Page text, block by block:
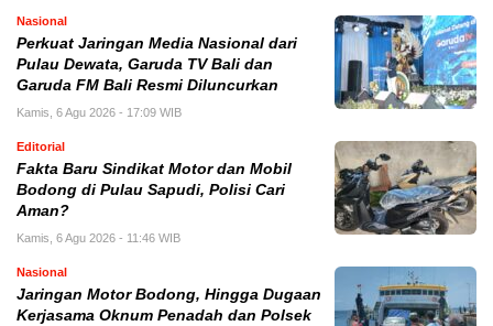
Nasional
Perkuat Jaringan Media Nasional dari
Pulau Dewata, Garuda TV Bali dan
Garuda FM Bali Resmi Diluncurkan
Kamis, 6 Agu 2026 - 17:09 WIB
Editorial
Fakta Baru Sindikat Motor dan Mobil
Bodong di Pulau Sapudi, Polisi Cari
Aman?
Kamis, 6 Agu 2026 - 11:46 WIB
Nasional
Jaringan Motor Bodong, Hingga Dugaan
Kerjasama Oknum Penadah dan Polsek